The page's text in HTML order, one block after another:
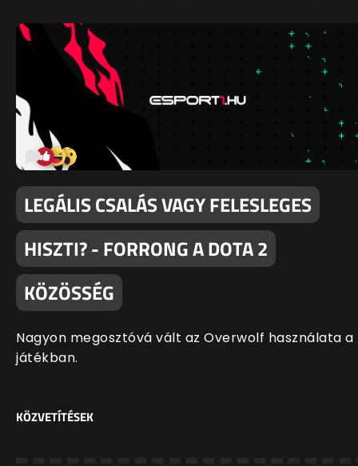
LEGÁLIS CSALÁS VAGY FELESLEGES
HISZTI? - FORRONG A DOTA 2
KÖZÖSSÉG
Nagyon megosztóvá vált az Overwolf használata a
játékban.
KÖZVETÍTÉSEK